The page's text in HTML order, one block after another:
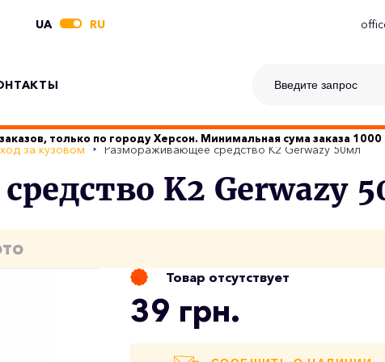
UA RU
только по городу Херсон. Минимальная сума заказа 1000
за кузовом Размораживающее средство K2 Gerwazy 50мл
K2 Gerwazy
Товар отсутствует
39 грн.